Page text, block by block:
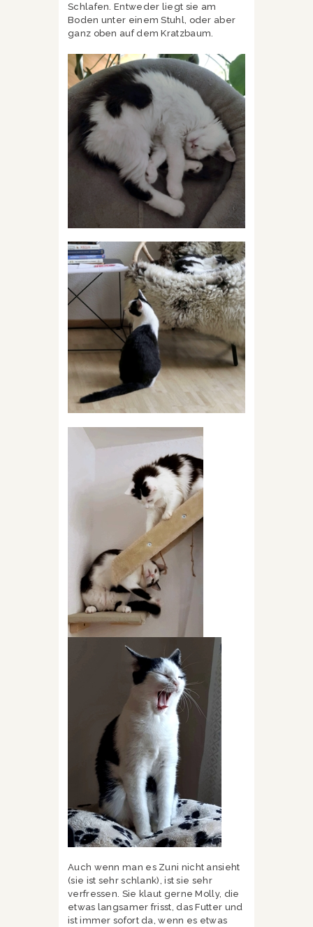
Schlafen. Entweder liegt sie am
Boden unter einem Stuhl, oder aber
ganz oben auf dem Kratzbaum.
Auch wenn man es Zuni nicht ansieht
(sie ist sehr schlank), ist sie sehr
verfressen. Sie klaut gerne Molly, die
etwas langsamer frisst, das Futter und
ist immer sofort da, wenn es etwas